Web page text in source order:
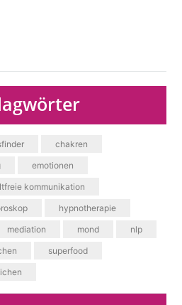
chakren
emotionen
kommunikation
hypnotherapie
mediation mond
nlp
superfood